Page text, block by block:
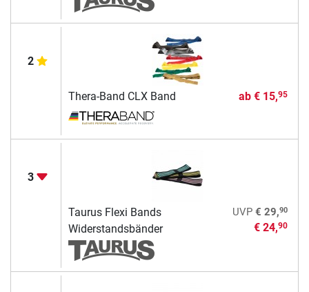
2
Thera-Band CLX Band ab € 15,95
3
Taurus Flexi Bands
Widerstandsbänder
UVP € 29,90
€ 24,90